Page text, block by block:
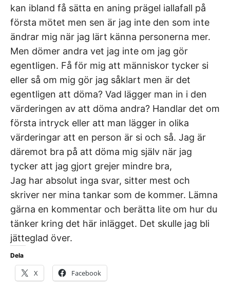
kan ibland få sätta en aning prägel iallafall på
första mötet men sen är jag inte den som inte
ändrar mig när jag lärt känna personerna mer.
Men dömer andra vet jag inte om jag gör
egentligen. Få för mig att människor tycker si
eller så om mig gör jag såklart men är det
egentligen att döma? Vad lägger man in i den
värderingen av att döma andra? Handlar det om
första intryck eller att man lägger in olika
värderingar att en person är si och så. Jag är
däremot bra på att döma mig själv när jag
tycker att jag gjort grejer mindre bra,
Jag har absolut inga svar, sitter mest och
skriver ner mina tankar som de kommer. Lämna
gärna en kommentar och berätta lite om hur du
tänker kring det här inlägget. Det skulle jag bli
jätteglad över.
Dela
X Facebook